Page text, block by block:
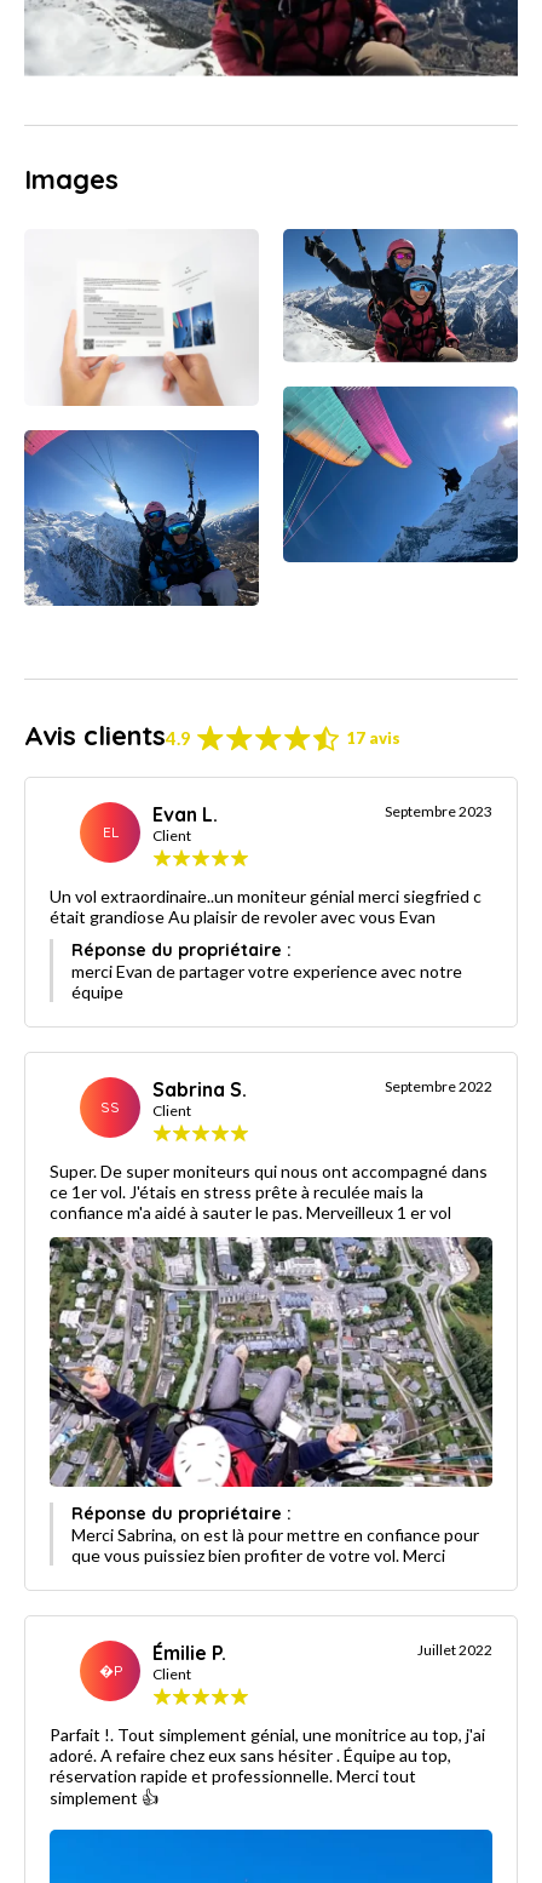
Images
Avis clients4.9 17 avis
EL
Evan L.
Client
Septembre 2023
Un vol extraordinaire..un moniteur génial merci siegfried c
était grandiose Au plaisir de revoler avec vous Evan
Réponse du propriétaire :
merci Evan de partager votre experience avec notre
équipe
SS
Sabrina S.
Client
Septembre 2022
Super. De super moniteurs qui nous ont accompagné dans
ce 1er vol. J'étais en stress prête à reculée mais la
confiance m'a aidé à sauter le pas. Merveilleux 1 er vol
Réponse du propriétaire :
Merci Sabrina, on est là pour mettre en confiance pour
que vous puissiez bien profiter de votre vol. Merci
�P
Émilie P.
Client
Juillet 2022
Parfait !. Tout simplement génial, une monitrice au top, j'ai
adoré. A refaire chez eux sans hésiter . Équipe au top,
réservation rapide et professionnelle. Merci tout
simplement 👍